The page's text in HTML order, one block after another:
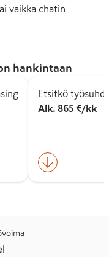
vaikka chatin
hankintaan
Etsitkö
Alk. 865 €/kk